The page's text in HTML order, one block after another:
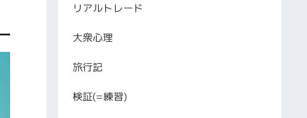
リアルトレード
大衆心理
旅行記
検証(=練習)